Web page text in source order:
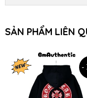
SẢN PHẨM LIÊN
-